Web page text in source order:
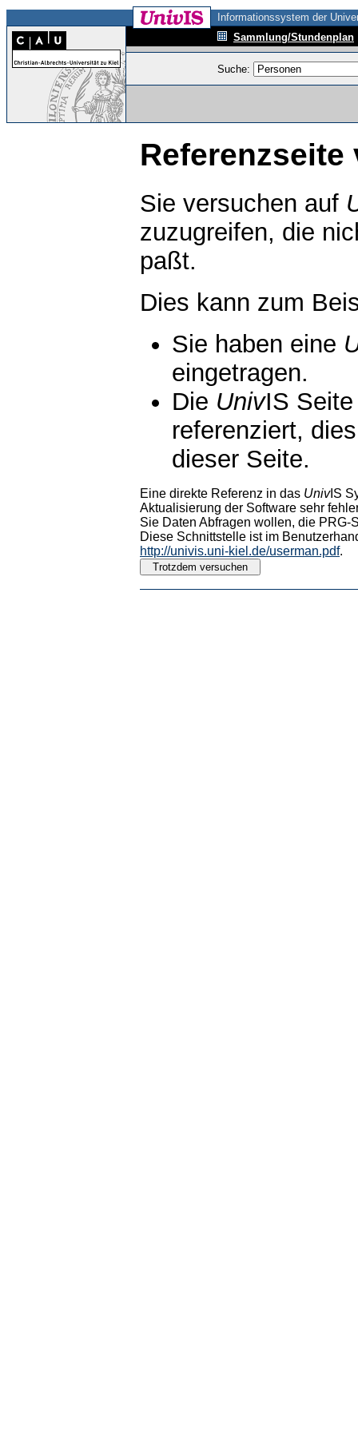
Informationssystem der
Sammlung/Stundenplan
Suche:
Referenzseite
Sie versuchen auf
zuzugreifen, die
paßt.
Dies kann zum
Sie haben eine
eingetragen.
Die UnivIS
referenziert,
dieser Seite.
Eine direkte Referenz in das UnivIS
Aktualisierung der Software sehr
Sie Daten Abfragen wollen, die PRG-
Diese Schnittstelle ist im
http://univis.uni-kiel.de/userman.pdf.